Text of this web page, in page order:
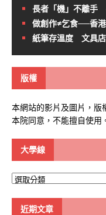
長者「機」不離手
做創作≠乞食──香
紙筆存溫度 文具
版權
本網站的影片及圖片，版
本院同意，不能擅自使用
大學線
大
近期文章